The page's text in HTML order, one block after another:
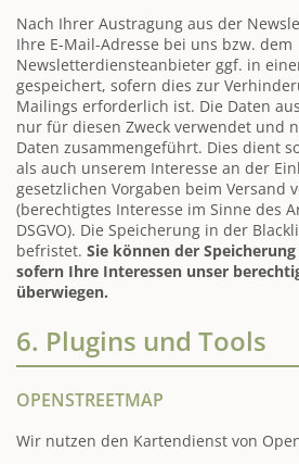
Nach Ihrer Austragung aus der
Ihre E-Mail-Adresse bei uns bzw. dem
Newsletterdiensteanbieter ggf. in
gespeichert, sofern dies zur
Mailings erforderlich ist. Die Daten
nur für diesen Zweck verwendet und
Daten zusammengeführt. Dies dient
als auch unserem Interesse an der
gesetzlichen Vorgaben beim Versand
(berechtigtes Interesse im Sinne des
DSGVO). Die Speicherung in der
befristet. Sie können der
sofern Ihre Interessen unser
überwiegen.
6. Plugins und Tools
OPENSTREETMAP
Wir nutzen den Kartendienst von